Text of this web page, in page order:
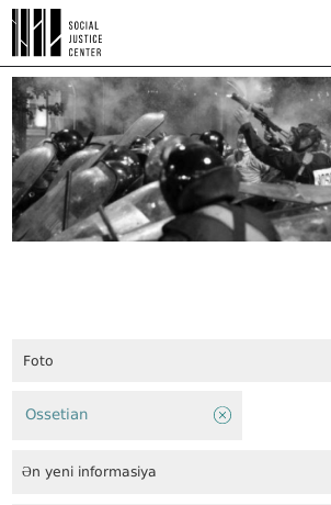
Foto
Ossetian
Ən yeni informasiya